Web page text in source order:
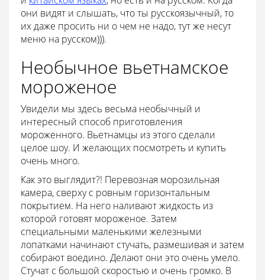
они видят и слышать, что ты русскоязычный, то
их даже просить ни о чем не надо, тут же несут
меню на русском))).
Необычное вьетнамское
мороженое
Увидели мы здесь весьма необычный и
интересный способ приготовления
мороженного. Вьетнамцы из этого сделали
целое шоу. И желающих посмотреть и купить
очень много.
Как это выглядит?! Перевозная морозильная
камера, сверху с ровным горизонтальным
покрытием. На него наливают жидкость из
которой готовят мороженое. Затем
специальными маленькими железными
лопатками начинают стучать, размешивая и затем
собирают воедино. Делают они это очень умело.
Стучат с большой скоростью и очень громко. В